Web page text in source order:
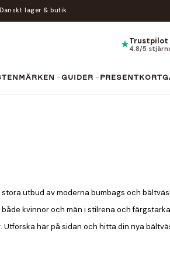
Danskt lager & butik
★Trustpilot
4.8/5
MÄRKEN GUIDER PRESENTKORT
utbud av moderna bumbags och
kvinnor och män i stilrena och
här på sidan och hitta din nya